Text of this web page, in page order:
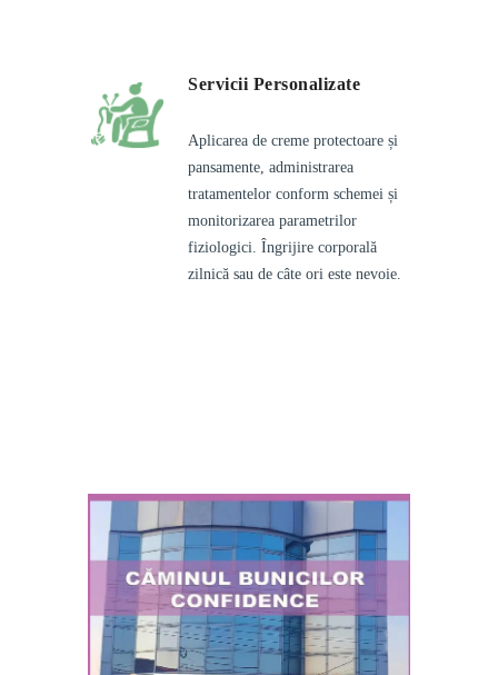
Servicii Personalizate
Aplicarea de creme protectoare și
pansamente, administrarea
tratamentelor conform schemei și
monitorizarea parametrilor
fiziologici. Îngrijire corporală
zilnică sau de câte ori este nevoie.